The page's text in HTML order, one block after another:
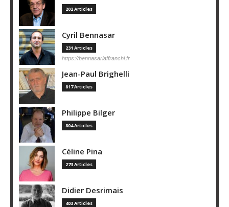
202 Articles
Cyril Bennasar
231 Articles
https://bennasarlaffranchi.fr
Jean-Paul Brighelli
817 Articles
Philippe Bilger
804 Articles
Céline Pina
273 Articles
Didier Desrimais
403 Articles